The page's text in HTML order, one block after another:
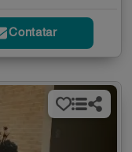
Contatar